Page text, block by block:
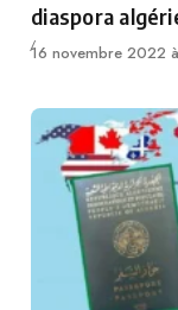
diaspora
16 novembre 2022